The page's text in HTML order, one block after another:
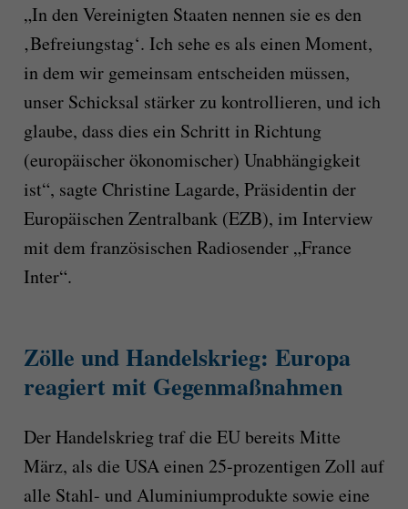
„In den Vereinigten Staaten nennen sie es den
‚Befreiungstag‘. Ich sehe es als einen Moment,
in dem wir gemeinsam entscheiden müssen,
unser Schicksal stärker zu kontrollieren, und ich
glaube, dass dies ein Schritt in Richtung
(europäischer ökonomischer) Unabhängigkeit
ist“, sagte Christine Lagarde, Präsidentin der
Europäischen Zentralbank (EZB), im Interview
mit dem französischen Radiosender „France
Inter“.
Zölle und Handelskrieg: Europa
reagiert mit Gegenmaßnahmen
Der Handelskrieg traf die EU bereits Mitte
März, als die USA einen 25-prozentigen Zoll auf
alle Stahl- und Aluminiumprodukte sowie eine